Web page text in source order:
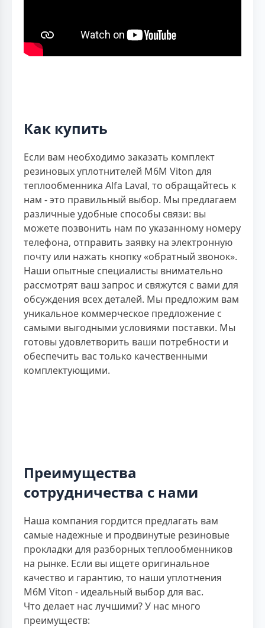
Как купить
Если вам необходимо заказать комплект
резиновых уплотнителей M6M Viton для
теплообменника Alfa Laval, то обращайтесь к
нам - это правильный выбор. Мы предлагаем
различные удобные способы связи: вы
можете позвонить нам по указанному номеру
телефона, отправить заявку на электронную
почту или нажать кнопку «обратный звонок».
Наши опытные специалисты внимательно
рассмотрят ваш запрос и свяжутся с вами для
обсуждения всех деталей. Мы предложим вам
уникальное коммерческое предложение с
самыми выгодными условиями поставки. Мы
готовы удовлетворить ваши потребности и
обеспечить вас только качественными
комплектующими.
Преимущества
сотрудничества с нами
Наша компания гордится предлагать вам
самые надежные и продвинутые резиновые
прокладки для разборных теплообменников
на рынке. Если вы ищете оригинальное
качество и гарантию, то наши уплотнения
M6M Viton - идеальный выбор для вас.
Что делает нас лучшими? У нас много
преимуществ: